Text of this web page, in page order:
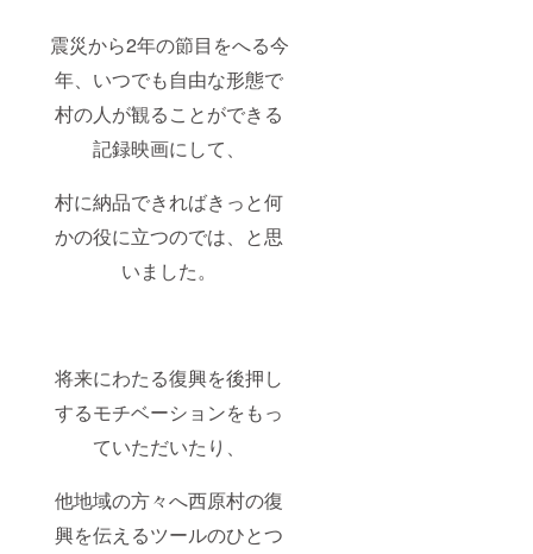
震災から2年の節目をへる今
年、いつでも自由な形態で
村の人が観ることができる
記録映画にして、
村に納品できればきっと何
かの役に立つのでは、と思
いました。
将来にわたる復興を後押し
するモチベーションをもっ
ていただいたり、
他地域の方々へ西原村の復
興を伝えるツールのひとつ